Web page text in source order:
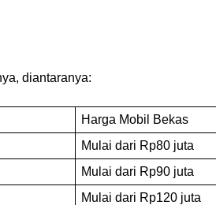
diantaranya:
Harga Mobil Bekas
Mulai dari Rp80 juta
Mulai dari Rp90 juta
Mulai dari Rp120 juta